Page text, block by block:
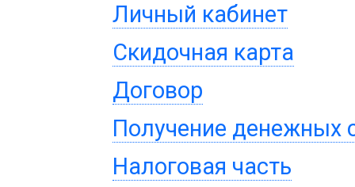
Личный кабинет
Скидочная карта
Договор
Получение денежных
Налоговая часть